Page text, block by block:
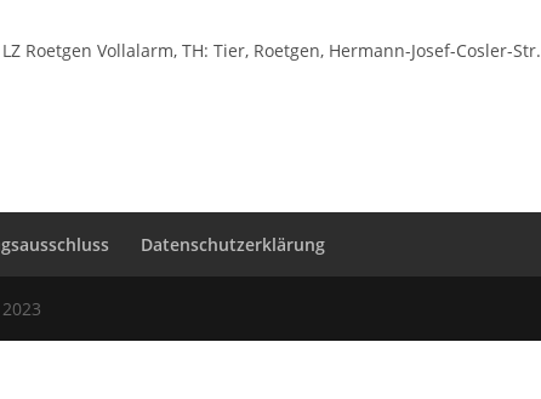
Roetgen Vollalarm, TH: Tier, Roetgen, Hermann-Josef-Cosler-Str.
Datenschutzerklärung